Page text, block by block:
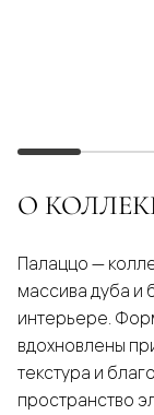
О
Палаццо —
массива дуба и
интерьере.
вдохновлены
текстура и
пространство